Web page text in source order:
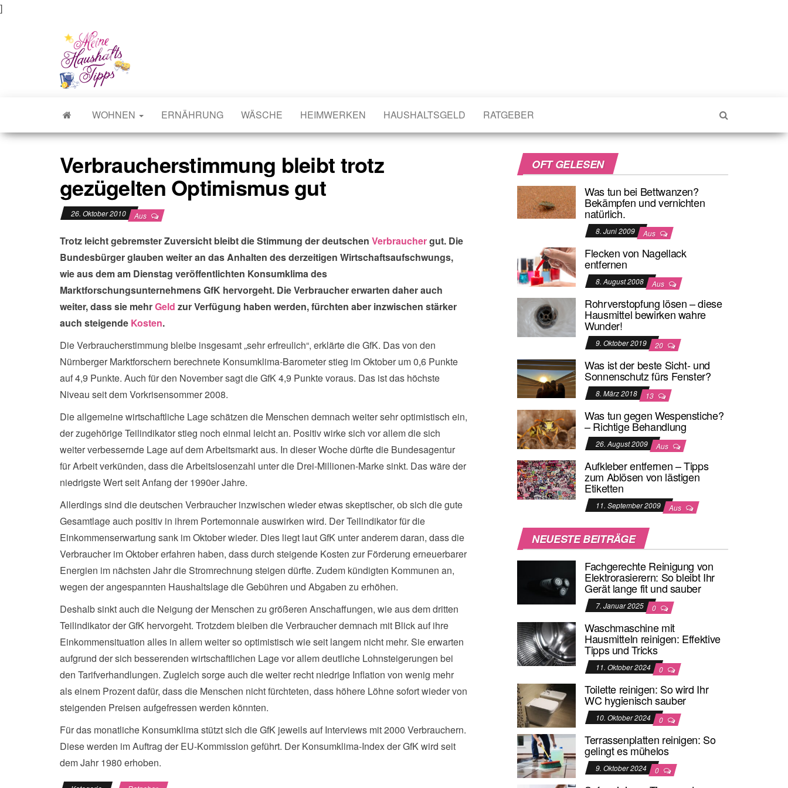
]
Meine Haushaltstipps
Das bisschen Haushalt . . .
WOHNEN ERNÄHRUNG WÄSCHE HEIMWERKEN HAUSHALTSGELD RATGEBER
Verbraucherstimmung bleibt trotz
gezügelten Optimismus gut
26. Oktober 2010 Aus
Trotz leicht gebremster Zuversicht bleibt die Stimmung der deutschen Verbrauchergut. Die
Bundesbürger glauben weiter an das Anhalten des derzeitigen Wirtschaftsaufschwungs,
wie aus dem am Dienstag veröffentlichten Konsumklima des
Marktforschungsunternehmens GfK hervorgeht. Die Verbraucher erwarten daher auch
weiter, dass sie mehrGeld zur Verfügung haben werden, fürchten aber inzwischen stärker
auch steigende Kosten.
Die Verbraucherstimmung bleibe insgesamt „sehr erfreulich“, erklärte die GfK. Das von den
Nürnberger Marktforschern berechnete Konsumklima-Barometer stieg im Oktober um 0,6 Punkte
auf 4,9 Punkte. Auch für den November sagt die GfK 4,9 Punkte voraus. Das ist das höchste
Niveau seit dem Vorkrisensommer 2008.
Die allgemeine wirtschaftliche Lage schätzen die Menschen demnach weiter sehr optimistisch ein,
der zugehörige Teilindikator stieg noch einmal leicht an. Positiv wirke sich vor allem die sich
weiter verbessernde Lage auf dem Arbeitsmarkt aus. In dieser Woche dürfte die Bundesagentur
für Arbeit verkünden, dass die Arbeitslosenzahl unter die Drei-Millionen-Marke sinkt. Das wäre der
niedrigste Wert seit Anfang der 1990er Jahre.
Allerdings sind die deutschen Verbraucher inzwischen wieder etwas skeptischer, ob sich die gute
Gesamtlage auch positiv in ihrem Portemonnaie auswirken wird. Der Teilindikator für die
Einkommenserwartung sank im Oktober wieder. Dies liegt laut GfK unter anderem daran, dass die
Verbraucher im Oktober erfahren haben, dass durch steigende Kosten zur Förderung erneuerbarer
Energien im nächsten Jahr die Stromrechnung steigen dürfte. Zudem kündigten Kommunen an,
wegen der angespannten Haushaltslage die Gebühren und Abgaben zu erhöhen.
Deshalb sinkt auch die Neigung der Menschen zu größeren Anschaffungen, wie aus dem dritten
Teilindikator der GfK hervorgeht. Trotzdem bleiben die Verbraucher demnach mit Blick auf ihre
Einkommensituation alles in allem weiter so optimistisch wie seit langem nicht mehr. Sie erwarten
aufgrund der sich besserenden wirtschaftlichen Lage vor allem deutliche Lohnsteigerungen bei
den Tarifverhandlungen. Zugleich sorge auch die weiter recht niedrige Inflation von wenig mehr
als einem Prozent dafür, dass die Menschen nicht fürchteten, dass höhere Löhne sofort wieder von
steigenden Preisen aufgefressen werden könnten.
Für das monatliche Konsumklima stützt sich die GfK jeweils auf Interviews mit 2000 Verbrauchern.
Diese werden im Auftrag der EU-Kommission geführt. Der Konsumklima-Index der GfK wird seit
dem Jahr 1980 erhoben.
OFT GELESEN
Was tun bei Bettwanzen?
Bekämpfen und vernichten
natürlich.
8. Juni 2009 Aus
Flecken von Nagellack
entfernen
8. August 2008 Aus
Rohrverstopfung lösen – diese
Hausmittel bewirken wahre
Wunder!
9. Oktober 2019 20
Was ist der beste Sicht- und
Sonnenschutz fürs Fenster?
8. März 2018 13
Was tun gegen Wespenstiche?
– Richtige Behandlung
26. August 2009 Aus
Aufkleber entfernen – Tipps
zum Ablösen von lästigen
Etiketten
11. September 2009 Aus
NEUESTE BEITRÄGE
Fachgerechte Reinigung von
Elektrorasierern: So bleibt Ihr
Gerät lange fit und sauber
7. Januar 2025 0
Waschmaschine mit
Hausmitteln reinigen: Effektive
Tipps und Tricks
11. Oktober 2024 0
Toilette reinigen: So wird Ihr
WC hygienisch sauber
10. Oktober 2024 0
Terrassenplatten reinigen: So
gelingt es mühelos
9. Oktober 2024 0